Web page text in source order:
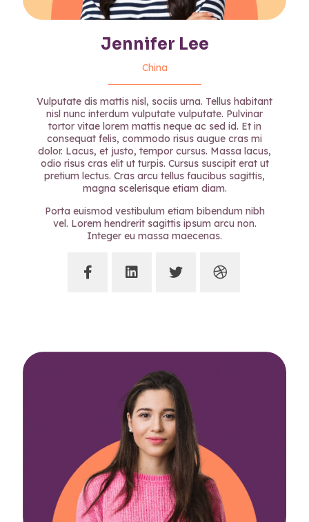
Jennifer Lee
China
Vulputate dis mattis nisl, sociis urna. Tellus habitant
nisl nunc interdum vulputate vulputate. Pulvinar
tortor vitae lorem mattis neque ac sed id. Et in
consequat felis, commodo risus augue cras mi
dolor. Lacus, et justo, tempor cursus. Massa lacus,
odio risus cras elit ut turpis. Cursus suscipit erat ut
pretium lectus. Cras arcu tellus faucibus sagittis,
magna scelerisque etiam diam.
Porta euismod vestibulum etiam bibendum nibh
vel. Lorem hendrerit sagittis ipsum arcu non.
Integer eu massa maecenas.